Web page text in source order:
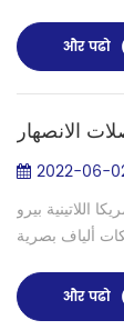
और पढो
2022-06-
اللاتينية بيرو
ألياف بصرية
और पढो